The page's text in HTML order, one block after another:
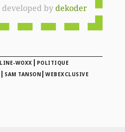
developed bydekoder
WOXX | POLITIQUE
| SAM TANSON |WEBEXCLUSIVE